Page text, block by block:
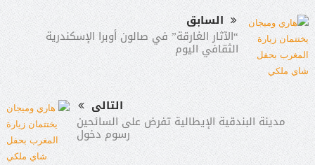
السابق
“الآثار الغارقة” في صالون أوبرا الإسكندرية
الثقافي اليوم
التالى
مدينة البندقية الإيطالية تفرض على السائحين
رسوم دخول